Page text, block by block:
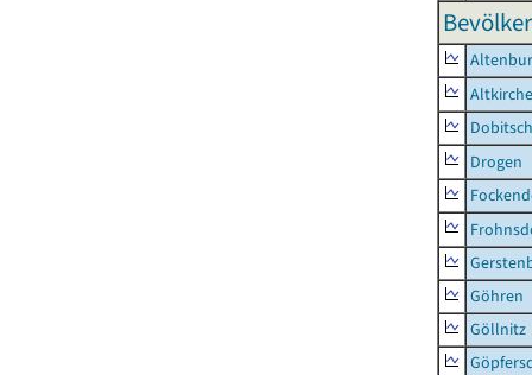
Drogen
Göhren
Göllnitz